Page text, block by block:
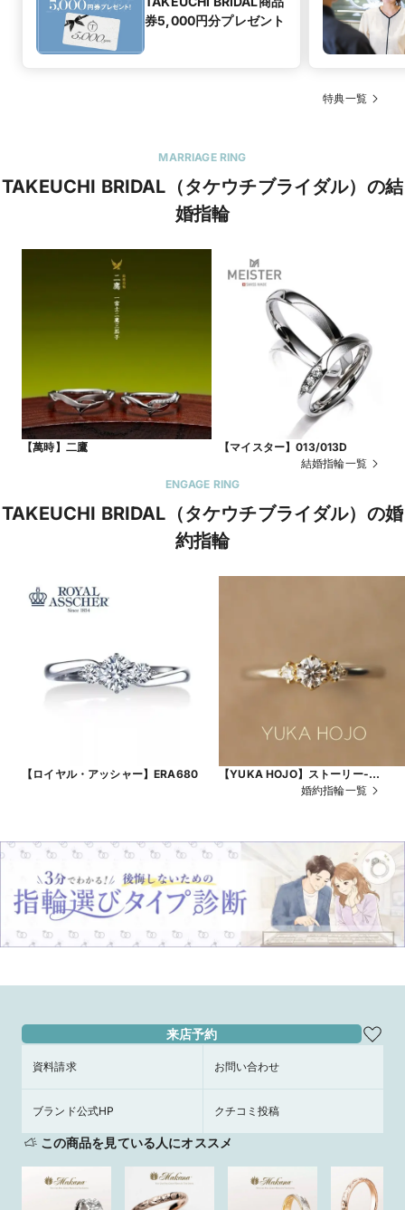
券5,000円分プレゼント
特典一覧
MARRIAGE RING
TAKEUCHI BRIDAL（タケウチブライダル）の結
婚指輪
【萬時】二鷹
【マイスター】013/013D
結婚指輪一覧
ENGAGE RING
TAKEUCHI BRIDAL（タケウチブライダル）の婚
約指輪
【ロイヤル・アッシャー】ERA680
【YUKA HOJO】ストーリー-
婚約指輪一覧
来店予約
資料請求 お問い合わせ
ブランド公式HP クチコミ投稿
この商品を見ている人にオススメ